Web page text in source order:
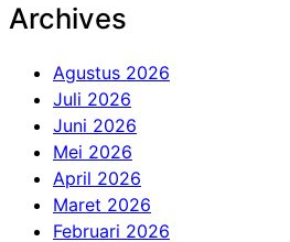
Archives
Agustus 2026
Juli 2026
Juni 2026
Mei 2026
April 2026
Maret 2026
Februari 2026